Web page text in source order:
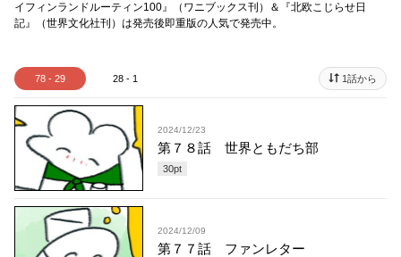
イフィンランドルーティン100』（ワニブックス刊）＆『北欧こじらせ日
記』（世界文化社刊）は発売後即重版の人気で発売中。
78 - 29 28 - 1 1話から
2024/12/23
第７８話 世界ともだち部
30pt
2024/12/09
第７７話 ファンレター